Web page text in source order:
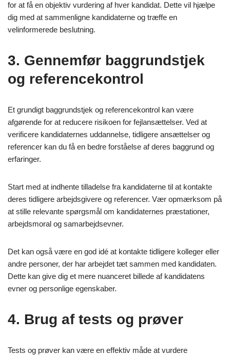
for at få en objektiv vurdering af hver kandidat. Dette vil hjælpe
dig med at sammenligne kandidaterne og træffe en
velinformerede beslutning.
3. Gennemfør baggrundstjek
og referencekontrol
Et grundigt baggrundstjek og referencekontrol kan være
afgørende for at reducere risikoen for fejlansættelser. Ved at
verificere kandidaternes uddannelse, tidligere ansættelser og
referencer kan du få en bedre forståelse af deres baggrund og
erfaringer.
Start med at indhente tilladelse fra kandidaterne til at kontakte
deres tidligere arbejdsgivere og referencer. Vær opmærksom på
at stille relevante spørgsmål om kandidaternes præstationer,
arbejdsmoral og samarbejdsevner.
Det kan også være en god idé at kontakte tidligere kolleger eller
andre personer, der har arbejdet tæt sammen med kandidaten.
Dette kan give dig et mere nuanceret billede af kandidatens
evner og personlige egenskaber.
4. Brug af tests og prøver
Tests og prøver kan være en effektiv måde at vurdere